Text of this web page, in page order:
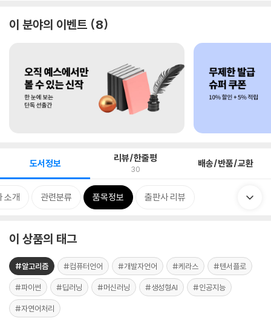
이 분야의 이벤트 8
도서정보 리뷰/한줄평
30 배송/반품/교환
소개 관련분류 품목정보 출판사 리뷰
이 상품의 태그
#알고리즘 #컴퓨터언어 #개발자언어 #케라스 #텐서플로
#파이썬 #딥러닝 #머신러닝 #생성형AI #인공지능
#자연어처리